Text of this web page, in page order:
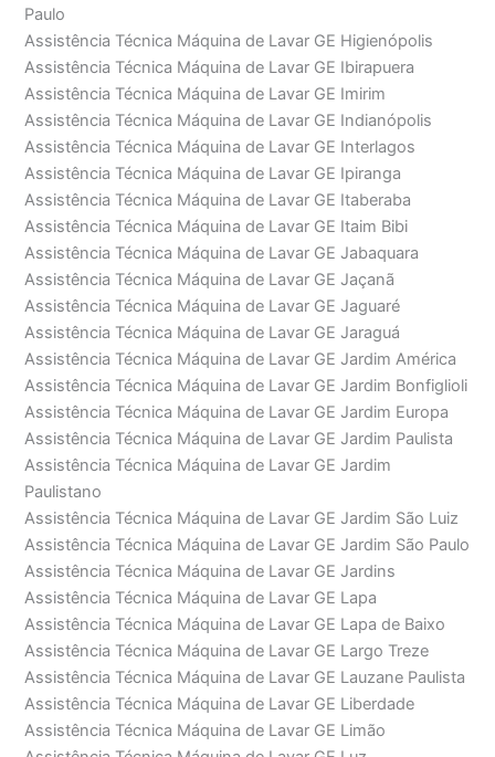
Paulo
Assistência Técnica Máquina de Lavar GE Higienópolis
Assistência Técnica Máquina de Lavar GE Ibirapuera
Assistência Técnica Máquina de Lavar GE Imirim
Assistência Técnica Máquina de Lavar GE Indianópolis
Assistência Técnica Máquina de Lavar GE Interlagos
Assistência Técnica Máquina de Lavar GE Ipiranga
Assistência Técnica Máquina de Lavar GE Itaberaba
Assistência Técnica Máquina de Lavar GE Itaim Bibi
Assistência Técnica Máquina de Lavar GE Jabaquara
Assistência Técnica Máquina de Lavar GE Jaçanã
Assistência Técnica Máquina de Lavar GE Jaguaré
Assistência Técnica Máquina de Lavar GE Jaraguá
Assistência Técnica Máquina de Lavar GE Jardim América
Assistência Técnica Máquina de Lavar GE Jardim Bonfiglioli
Assistência Técnica Máquina de Lavar GE Jardim Europa
Assistência Técnica Máquina de Lavar GE Jardim Paulista
Assistência Técnica Máquina de Lavar GE Jardim
Paulistano
Assistência Técnica Máquina de Lavar GE Jardim São Luiz
Assistência Técnica Máquina de Lavar GE Jardim São Paulo
Assistência Técnica Máquina de Lavar GE Jardins
Assistência Técnica Máquina de Lavar GE Lapa
Assistência Técnica Máquina de Lavar GE Lapa de Baixo
Assistência Técnica Máquina de Lavar GE Largo Treze
Assistência Técnica Máquina de Lavar GE Lauzane Paulista
Assistência Técnica Máquina de Lavar GE Liberdade
Assistência Técnica Máquina de Lavar GE Limão